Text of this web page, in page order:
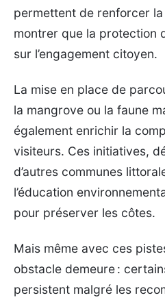
permettent de renforcer
montrer que la protection
sur l’engagement citoyen.
La mise en place de
la mangrove ou la faune
également enrichir la
visiteurs. Ces initiatives,
d’autres communes
l’éducation
pour préserver les côtes.
Mais même avec ces
obstacle demeure :
persistent malgré les